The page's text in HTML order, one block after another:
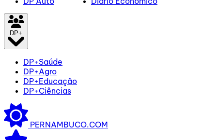
DP+
DP+Saúde
DP+Agro
DP+Educação
DP+Ciências
PERNAMBUCO.COM